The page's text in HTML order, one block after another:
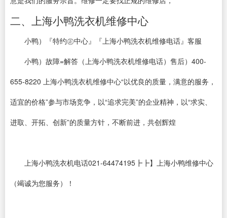
二、上海小鸭洗衣机维修中心
小鸭）『特约㊣中心』『上海小鸭洗衣机维修电话』客服
小鸭）故障=解答（上海小鸭洗衣机维修电话）售后）400-
655-8220 上海小鸭洗衣机维修中心“以优良的质量，满意的服务，
适宜的价格”参与市场竞争，以“追求完美”的企业精神，以“求实、
进取、开拓、创新”的质量方针，不断前进，共创辉煌
上海小鸭洗衣机电话021-64474195┣┣】上海小鸭维修中心
（竭诚为您服务）！